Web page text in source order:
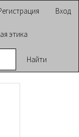
Вход
этика
Найти